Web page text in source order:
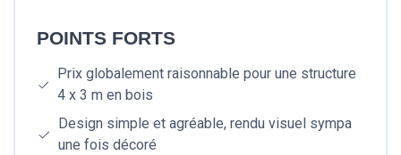
POINTS FORTS
Prix globalement raisonnable pour une structure
4 x 3 m en bois
Design simple et agréable, rendu visuel sympa
une fois décoré